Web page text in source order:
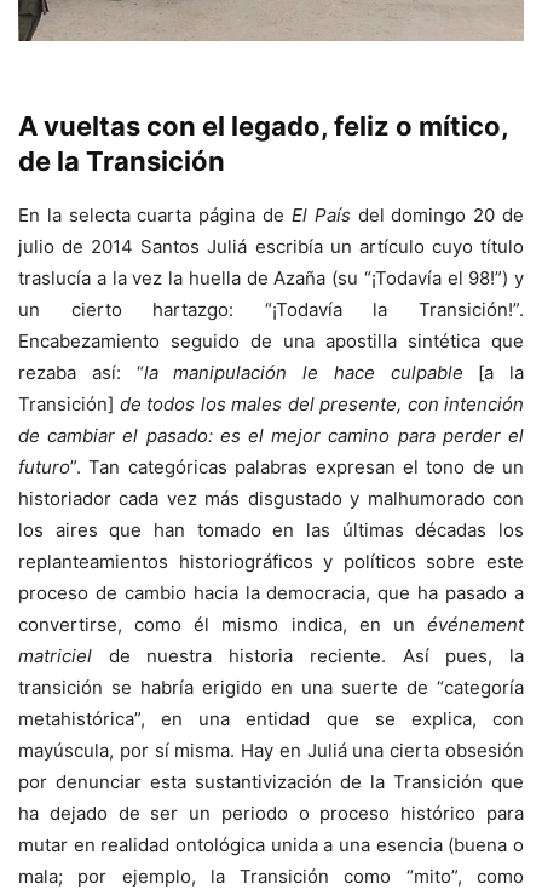
A vueltas con el legado, feliz o mítico,
de la Transición
En la selecta cuarta página de El País del domingo 20 de
julio de 2014 Santos Juliá escribía un artículo cuyo título
traslucía a la vez la huella de Azaña (su “¡Todavía el 98!”) y
un cierto hartazgo: “¡Todavía la Transición!”.
Encabezamiento seguido de una apostilla sintética que
rezaba así: “la manipulación le hace culpable [a la
Transición] de todos los males del presente, con intención
de cambiar el pasado: es el mejor camino para perder el
futuro”. Tan categóricas palabras expresan el tono de un
historiador cada vez más disgustado y malhumorado con
los aires que han tomado en las últimas décadas los
replanteamientos historiográficos y políticos sobre este
proceso de cambio hacia la democracia, que ha pasado a
convertirse, como él mismo indica, en un événement
matriciel de nuestra historia reciente. Así pues, la
transición se habría erigido en una suerte de “categoría
metahistórica”, en una entidad que se explica, con
mayúscula, por sí misma. Hay en Juliá una cierta obsesión
por denunciar esta sustantivización de la Transición que
ha dejado de ser un periodo o proceso histórico para
mutar en realidad ontológica unida a una esencia (buena o
mala; por ejemplo, la Transición como “mito”, como